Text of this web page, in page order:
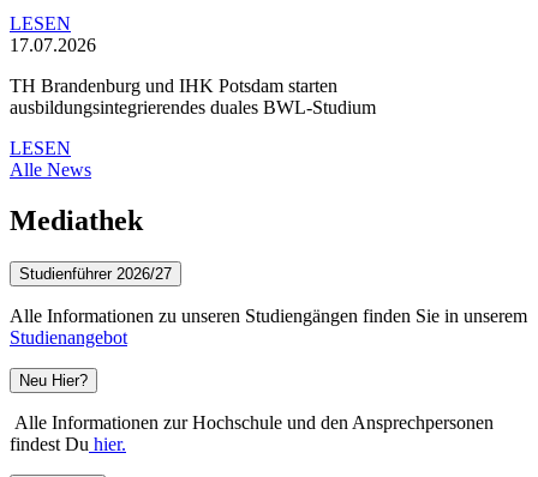
LESEN
17.07.2026
TH Brandenburg und IHK Potsdam starten
ausbildungsintegrierendes duales BWL-Studium
LESEN
Alle News
Mediathek
Studienführer 2026/27
Alle Informationen zu unseren Studiengängen finden Sie in unserem
Studienangebot
Neu Hier?
Alle Informationen zur Hochschule und den Ansprechpersonen
findest Du hier.